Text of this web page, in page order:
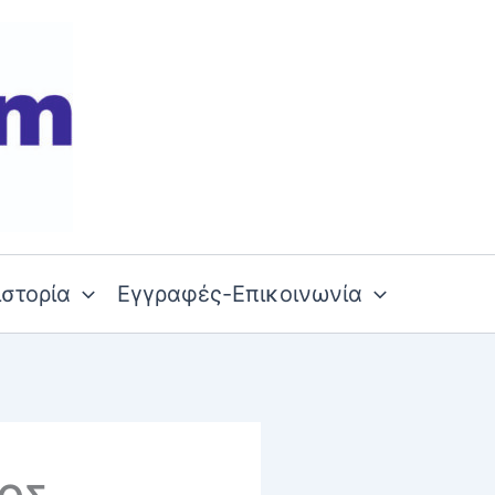
Εγγραφές-Επικοινωνία